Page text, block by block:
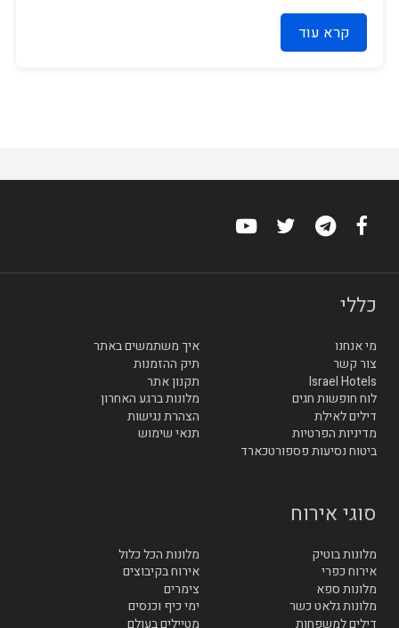
קרא עוד
כללי
מי אנחנו
איך משתמשים באתר
צור קשר
תיק ההזמנות
Israel Hotels
תקנון אתר
לוח חופשות חגים
מלונות ברגע האחרון
דילים לאילת
הצהרת נגישות
מדיניות הפרטיות
תנאי שימוש
ביטוח נסיעות פספורטכארד
סוגי אירוח
מלונות בוטיק
מלונות הכל כלול
אירוח כפרי
אירוח בקיבוצים
מלונות ספא
צימרים
מלונות גלאט כשר
ימי כיף וכנסים
דילים למשפחות
מטיילים בעולם